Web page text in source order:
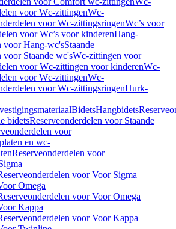
voor Wc-zittingenWc-
voor Wc-zittingsringenWc’s voor
voor Wc’s voor kinderenHang-
voor Hang-wc'sStaande
voor Staande wc'sWc-zittingen voor
voor Wc-zittingen voor kinderenWc-
voor Wc-zittingenWc-
voor Wc-zittingsringenHurk-
BidetsHangbidets
bidetsReserveonderdelen voor Staande
voor
en wc-
Reserveonderdelen voor
voor Voor Sigma
Omega
voor Voor Omega
Kappa
voor Voor Kappa